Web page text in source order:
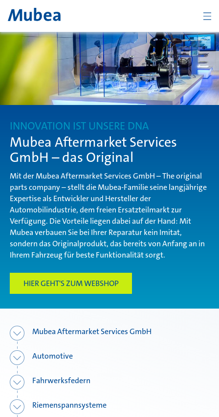
BACK
Overview Mubea Aftermarket
Automotive
Industrie
Webshop
CONTACT
INNOVATION IST UNSERE DNA
Mubea Aftermarket Services
GmbH – das Original
Mit der Mubea Aftermarket Services GmbH – The original
parts company – stellt die Mubea-Familie seine langjährige
Expertise als Entwickler und Hersteller der
Automobilindustrie, dem freien Ersatzteilmarkt zur
Verfügung. Die Vorteile liegen dabei auf der Hand: Mit
Mubea verbauen Sie bei Ihrer Reparatur kein Imitat,
sondern das Originalprodukt, das bereits von Anfang an in
Ihrem Fahrzeug für beste Funktionalität sorgt.
HIER GEHT'S ZUM WEBSHOP
Mubea Aftermarket Services GmbH
Automotive
Fahrwerksfedern
Riemenspannsysteme